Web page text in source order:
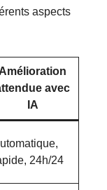
aspects
Amélioration
avec
IA
24h/24